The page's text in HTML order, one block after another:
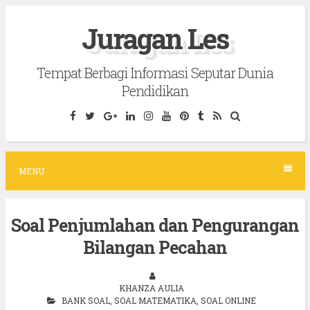
c
Juragan Les
Tempat Berbagi Informasi Seputar Dunia
Pendidikan
MENU
Soal Penjumlahan dan Pengurangan
Bilangan Pecahan
KHANZA AULIA
BANK SOAL SOAL MATEMATIKA SOAL ONLINE